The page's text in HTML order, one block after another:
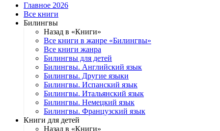
Главное 2026
Все книги
Билингвы
Назад в «Книги»
Все книги в жанре «Билингвы»
Все книги жанра
Билингвы для детей
Билингвы. Английский язык
Билингвы. Другие языки
Билингвы. Испанский язык
Билингвы. Итальянский язык
Билингвы. Немецкий язык
Билингвы. Французский язык
Книги для детей
Назад в «Книги»